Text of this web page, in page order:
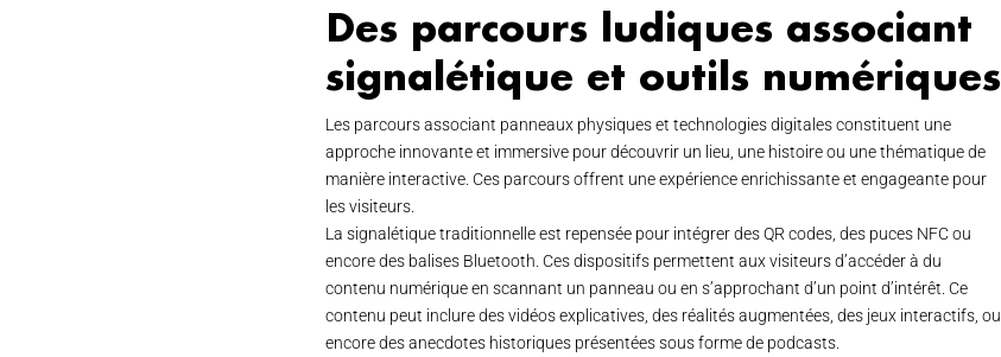
Des parcours ludiques associant
signalétique et outils numériques
Les parcours associant panneaux physiques et technologies digitales constituent une
approche innovante et immersive pour découvrir un lieu, une histoire ou une thématique de
manière interactive. Ces parcours offrent une expérience enrichissante et engageante pour
les visiteurs.
La signalétique traditionnelle est repensée pour intégrer des QR codes, des puces NFC ou
encore des balises Bluetooth. Ces dispositifs permettent aux visiteurs d’accéder à du
contenu numérique en scannant un panneau ou en s’approchant d’un point d’intérêt. Ce
contenu peut inclure des vidéos explicatives, des réalités augmentées, des jeux interactifs, ou
encore des anecdotes historiques présentées sous forme de podcasts.